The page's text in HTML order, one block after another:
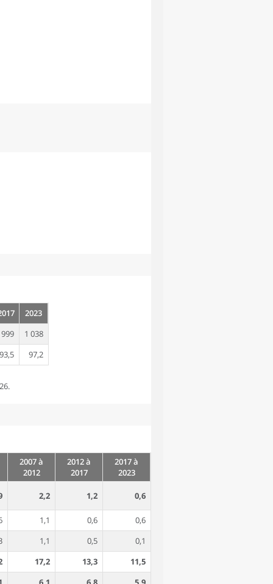
2023
999
1 038
93,5
97,2
2007 à
2012
2012 à
2017
2017 à
2023
2,2 1,2 0,6
1,1 0,6
0,6
1,1 0,5
0,1
17,2 13,3
11,5